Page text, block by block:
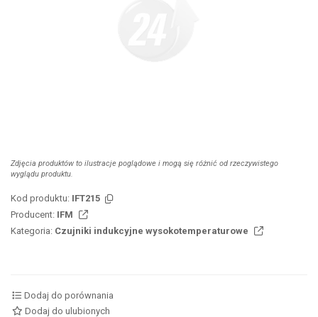
Zdjęcia produktów to ilustracje poglądowe i mogą się różnić od rzeczywistego
wyglądu produktu.
Kod produktu: IFT215
Producent: IFM
Kategoria: Czujniki indukcyjne wysokotemperaturowe
Dodaj do porównania
Dodaj do ulubionych